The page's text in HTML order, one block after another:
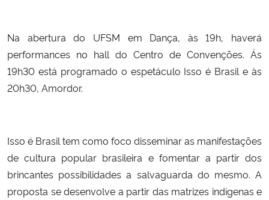
Na abertura do UFSM em Dança, às 19h, haverá
performances no hall do Centro de Convenções. Ás
19h30 está programado o espetáculo Isso é Brasil e às
20h30, Amordor.
Isso é Brasil tem como foco disseminar as manifestações
de cultura popular brasileira e fomentar a partir dos
brincantes possibilidades a salvaguarda do mesmo. A
proposta se desenvolve a partir das matrizes indígenas e